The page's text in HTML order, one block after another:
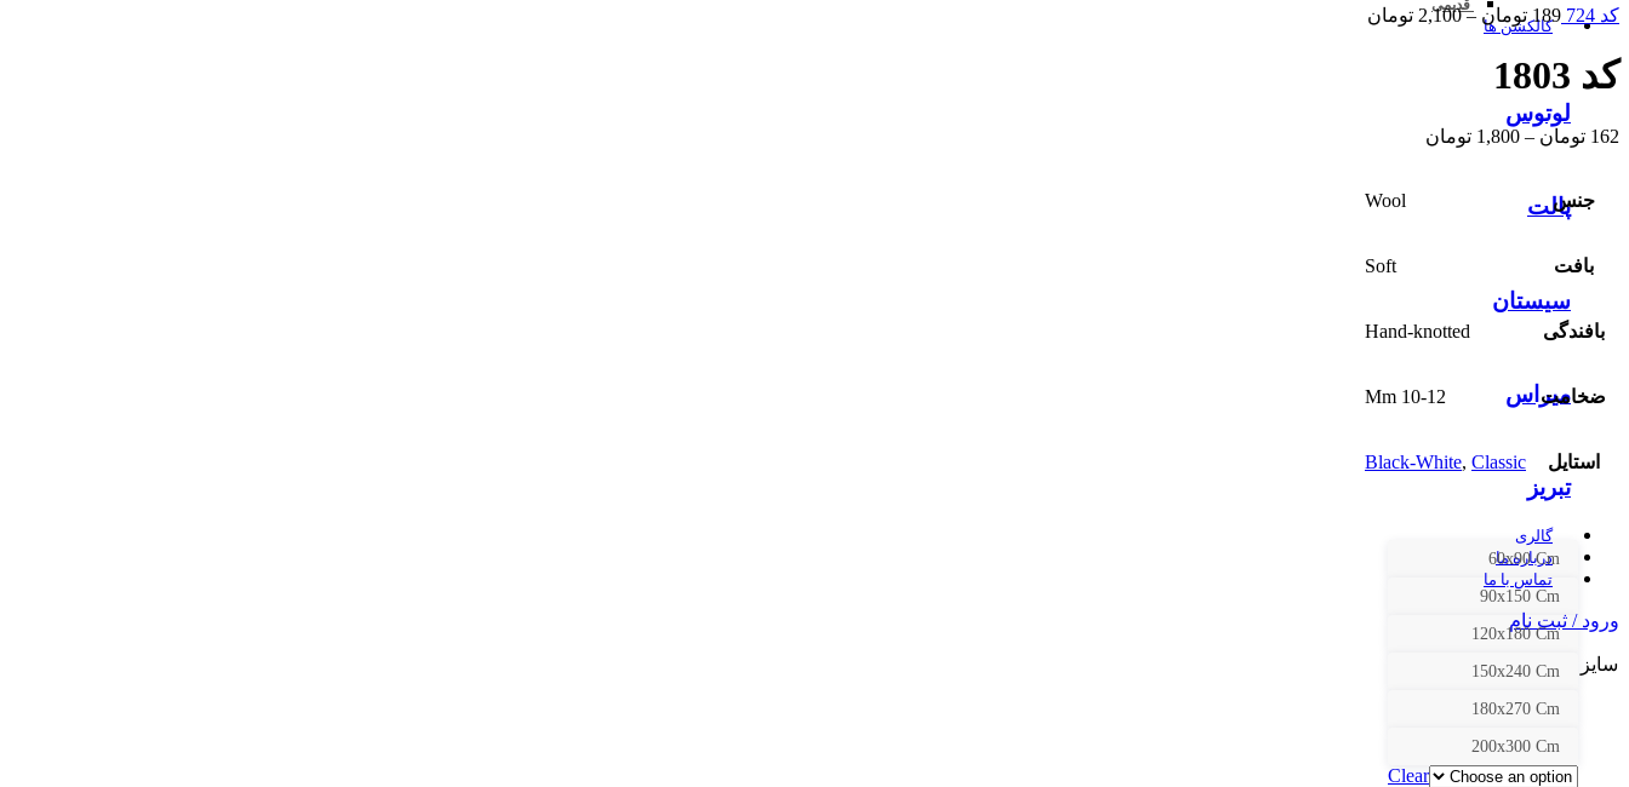
قدیمی
کالکشن ها
لوتوس
پالت
سیستان
میراس
تبریز
گالری
درباره ما
تماس با ما
ورود / ثبت نام
کد 724 189 تومان –
2,100 تومان
کد 1803
162 تومان –
1,800 تومان
جنس Wool
بافت Soft
بافندگی Hand-knotted
ضخامت 10-12 Mm
استایل Black-White, Classic
سایز
60x90 Cm
90x150 Cm
120x180 Cm
150x240 Cm
180x270 Cm
200x300 Cm
Clear